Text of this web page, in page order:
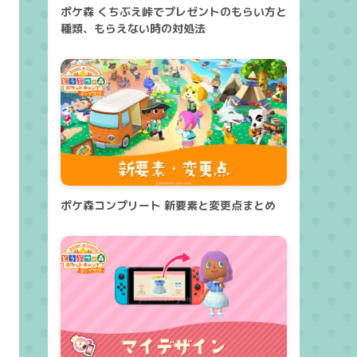
ポケ森 くちぶえ峠でプレゼントのもらい方と
種類、もらえない時の対処法
ポケ森コンプリート 新要素と変更点まとめ